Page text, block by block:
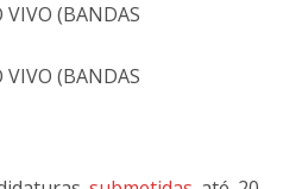
(BANDAS
(BANDAS